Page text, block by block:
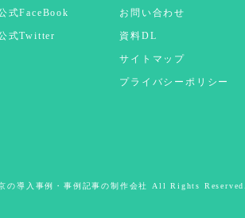
式FaceBook
式Twitter
お問い合わせ
資料DL
サイトマップ
プライバシーポリシー
導入事例・事例記事の制作会社 All Rights Reserved.